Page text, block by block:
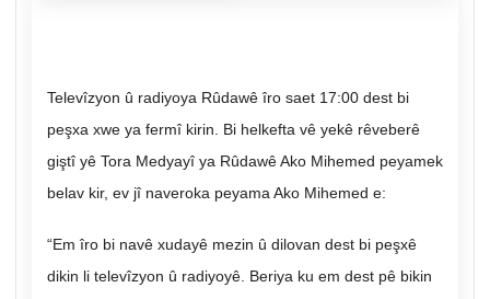
Televîzyon û radiyoya Rûdawê îro saet 17:00 dest bi
peşxa xwe ya fermî kirin. Bi helkefta vê yekê rêveberê
giştî yê Tora Medyayî ya Rûdawê Ako Mihemed peyamek
belav kir, ev jî naveroka peyama Ako Mihemed e:
“Em îro bi navê xudayê mezin û dilovan dest bi peşxê
dikin li televîzyon û radiyoyê. Beriya ku em dest pê bikin